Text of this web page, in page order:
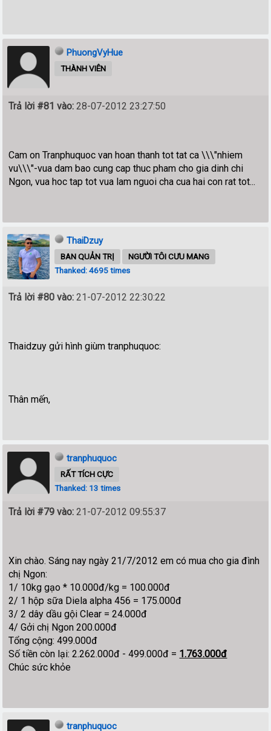
PhuongVyHue
THÀNH VIÊN
Trả lời #81 vào: 28-07-2012 23:27:50
Cam on Tranphuquoc van hoan thanh tot tat ca \\\"nhiem
vu\\\"-vua dam bao cung cap thuc pham cho gia dinh chi
Ngon, vua hoc tap tot vua lam nguoi cha cua hai con rat tot...
ThaiDzuy
BAN QUẢN TRỊ
NGƯỜI TÔI CƯU MANG
Thanked: 4695 times
Trả lời #80 vào: 21-07-2012 22:30:22
Thaidzuy gửi hình giùm tranphuquoc:
Thân mến,
tranphuquoc
RẤT TÍCH CỰC
Thanked: 13 times
Trả lời #79 vào: 21-07-2012 09:55:37
Xin chào. Sáng nay ngày 21/7/2012 em có mua cho gia đình
chị Ngon:
1/ 10kg gạo * 10.000đ/kg = 100.000đ
2/ 1 hộp sữa Diela alpha 456 = 175.000đ
3/ 2 dây dầu gội Clear = 24.000đ
4/ Gởi chị Ngon 200.000đ
Tổng cộng: 499.000đ
Số tiền còn lại: 2.262.000đ - 499.000đ = 1.763.000đ
Chúc sức khỏe
tranphuquoc